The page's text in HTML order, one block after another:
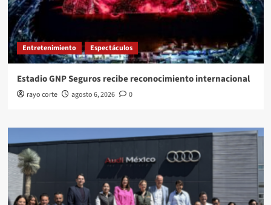
Entretenimiento Espectáculos
Estadio GNP Seguros recibe reconocimiento internacional
rayo corte agosto 6, 2026 0